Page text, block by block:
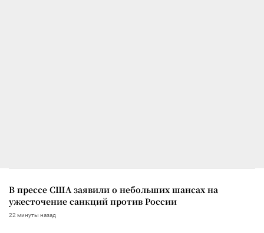
В прессе США заявили о небольших шансах на
ужесточение санкций против России
22 минуты назад